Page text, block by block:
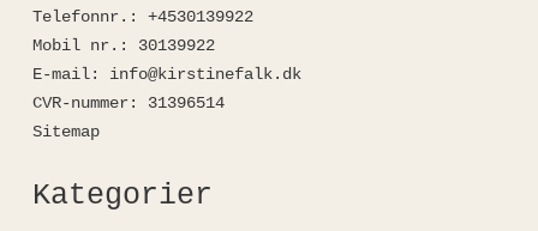
Telefonnr. :
+4530139922
Mobil nr. :
30139922
E-mail:
info@kirstinefalk.dk
CVR-nummer:
31396514
Sitemap
Kategorier